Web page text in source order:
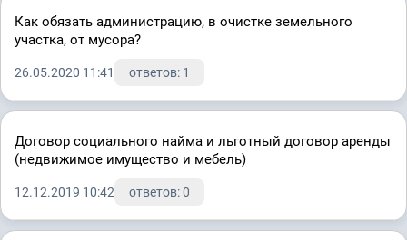
Как обязать администрацию, в очистке земельного
участка, от мусора?
26.05.2020 11:41 ответов: 1
Договор социального найма и льготный договор аренды
(недвижимое имущество и мебель)
12.12.2019 10:42 ответов: 0